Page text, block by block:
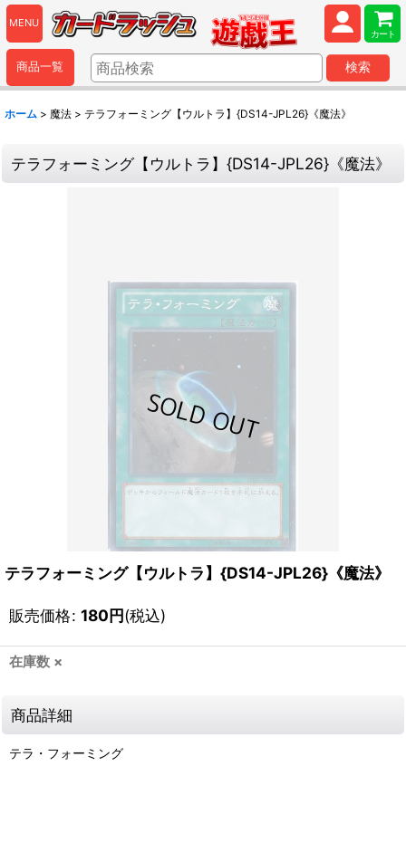
MENU
カート
商品一覧 検索
ホーム > 魔法 > テラフォーミング【ウルトラ】{DS14-JPL26}《魔法》
テラフォーミング【ウルトラ】{DS14-JPL26}《魔法》
テラフォーミング【ウルトラ】{DS14-JPL26}《魔法》
販売価格: 180円(税込)
在庫数 ×
商品詳細
テラ・フォーミング